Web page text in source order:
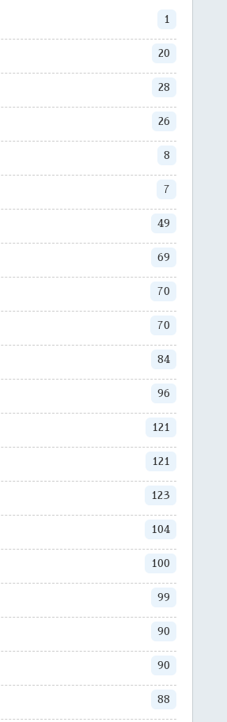
1
20
28
26
8
7
49
69
70
70
84
96
121
121
123
104
100
99
90
90
88